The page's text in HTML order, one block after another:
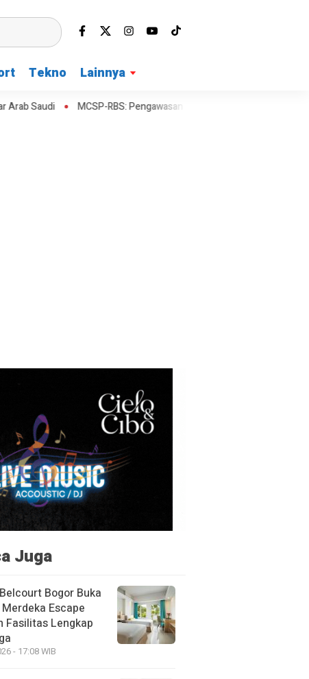
Tekno Lainnya
MCSP-RBS: Pengawasan Berbasis Risiko Digencarkan di Kota Bekasi
Juga
Bogor Buka
Escape
Fasilitas Lengkap
- 17:08 WIB